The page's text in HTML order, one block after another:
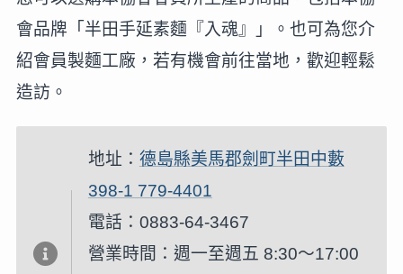
會品牌「半田手延素麵『入魂』」。也可為您介
紹會員製麵工廠，若有機會前往當地，歡迎輕鬆
造訪。
地址： 德島縣美馬郡劍町半田中藪
398-1 779-4401
電話：0883-64-3467
營業時間：週一至週五 8:30～17:00